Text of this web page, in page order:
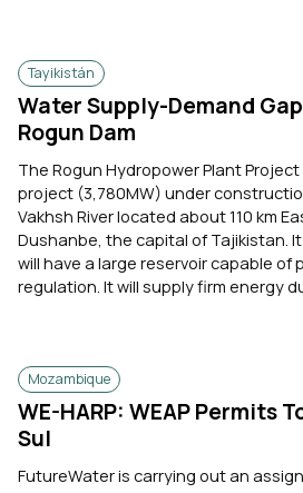
Tayikistán
Water Supply-Demand
Rogun Dam
The Rogun Hydropower Plant Project
project (3,780MW) under
Vakhsh River located about 110 km
Dushanbe, the capital of Tajikistan.
will have a large reservoir capable of
regulation. It will supply firm energy
Mozambique
WE-HARP: WEAP Permits
Sul
FutureWater is carrying out an